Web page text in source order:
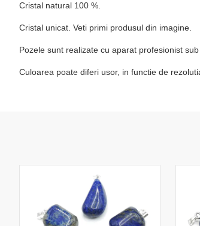
Cristal natural 100 %.
Cristal unicat. Veti primi produsul din imagine.
Pozele sunt realizate cu aparat profesionist sub
Culoarea poate diferi usor, in functie de